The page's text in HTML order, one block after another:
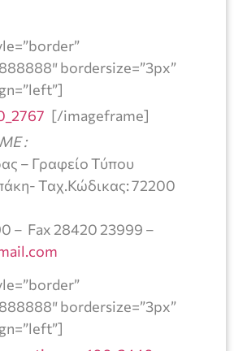
bordersize=”3px”
[/imageframe]
:
– Γραφείο Τύπου
Ταχ.Κώδικας: 72200
– Fax 28420 23999 –
bordersize=”3px”